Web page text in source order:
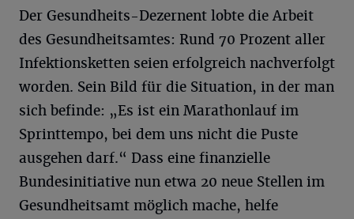
Der Gesundheits-Dezernent lobte die Arbeit
des Gesundheitsamtes: Rund 70 Prozent aller
Infektionsketten seien erfolgreich nachverfolgt
worden. Sein Bild für die Situation, in der man
sich befinde: „Es ist ein Marathonlauf im
Sprinttempo, bei dem uns nicht die Puste
ausgehen darf.“ Dass eine finanzielle
Bundesinitiative nun etwa 20 neue Stellen im
Gesundheitsamt möglich mache, helfe